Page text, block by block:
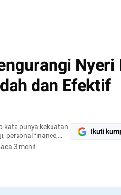
Nyeri
dan Efektif
kata punya kekuatan.
personal finance,
3 menit
Ikuti